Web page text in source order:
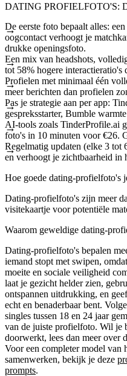
DATING PROFIELFOTO'S:
De eerste foto bepaalt alles:
oogcontact verhoogt je
drukke openingsfoto.
Een mix van headshots,
tot 58% hogere interactieratio's
Profielen met minimaal één
meer berichten dan profielen
Pas je strategie aan per app:
gespreksstarter, Bumble
AI-tools zoals TinderProfile.ai
foto's in 10 minuten voor €26.
Regelmatig updaten (elke 3 tot
en verhoogt je zichtbaarheid in
Hoe goede dating-profielfoto's
Dating-profielfoto's zijn meer
visitekaartje voor potentiële
Waarom geweldige dating-
Dating-profielfoto's bepalen
iemand stopt met swipen,
moeite en sociale veiligheid
laat je gezicht helder zien,
ontspannen uitdrukking, en
echt en benaderbaar bent.
singles tussen 18 en 24 jaar
van de juiste profielfoto. Wil je
doorwerkt, lees dan meer over
Voor een completer model van
samenwerken, bekijk je deze
prompts.